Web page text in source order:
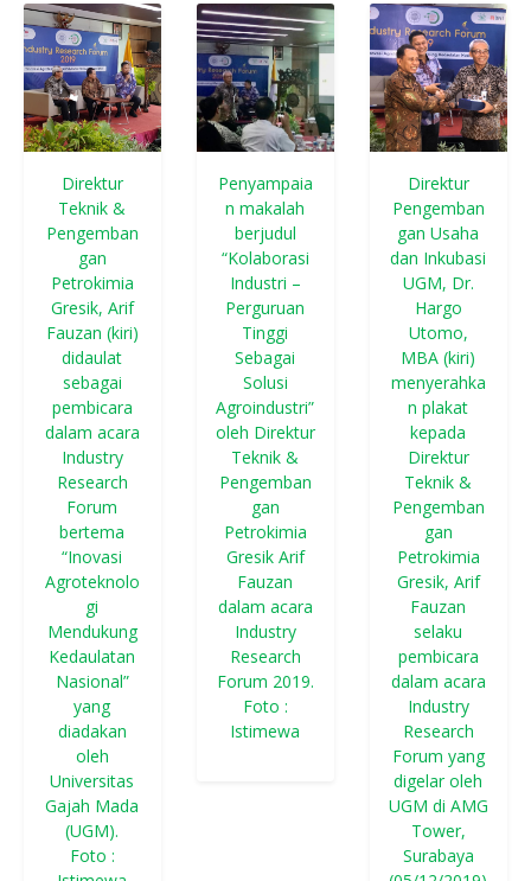
Direktur
Teknik &
Pengemban
gan
Petrokimia
Gresik, Arif
Fauzan (kiri)
didaulat
sebagai
pembicara
dalam acara
Industry
Research
Forum
bertema
“Inovasi
Agroteknolo
gi
Mendukung
Kedaulatan
Nasional”
yang
diadakan
oleh
Universitas
Gajah Mada
(UGM).
Foto :
Penyampaia
n makalah
berjudul
“Kolaborasi
Industri –
Perguruan
Tinggi
Sebagai
Solusi
Agroindustri”
oleh Direktur
Teknik &
Pengemban
gan
Petrokimia
Gresik Arif
Fauzan
dalam acara
Industry
Research
Forum 2019.
Foto :
Istimewa
Direktur
Pengemban
gan Usaha
dan Inkubasi
UGM, Dr.
Hargo
Utomo,
MBA (kiri)
menyerahka
n plakat
kepada
Direktur
Teknik &
Pengemban
gan
Petrokimia
Gresik, Arif
Fauzan
selaku
pembicara
dalam acara
Industry
Research
Forum yang
digelar oleh
UGM di AMG
Tower,
Surabaya